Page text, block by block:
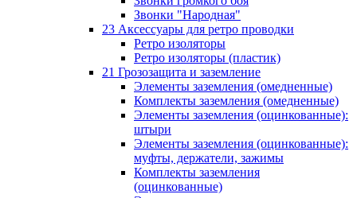
Звонки "Народная"
23 Аксессуары для ретро проводки
Ретро изоляторы
Ретро изоляторы (пластик)
21 Грозозащита и заземление
Элементы заземления (омедненные)
Комплекты заземления (омедненные)
Элементы заземления (оцинкованные):
штыри
Элементы заземления (оцинкованные):
муфты, держатели, зажимы
Комплекты заземления
(оцинкованные)